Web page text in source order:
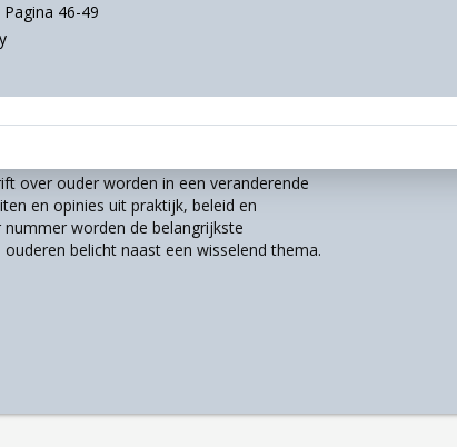
Pagina 46-49
over ouder worden in een veranderende
en opinies uit praktijk, beleid en
nummer worden de belangrijkste
belicht naast een wisselend thema.